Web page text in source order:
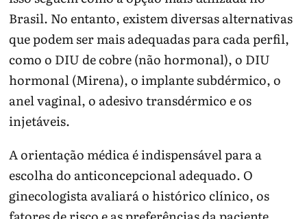
Brasil. No entanto, existem diversas alternativas
que podem ser mais adequadas para cada perfil,
como o DIU de cobre (não hormonal), o DIU
hormonal (Mirena), o implante subdérmico, o
anel vaginal, o adesivo transdérmico e os
injetáveis.
A orientação médica é indispensável para a
escolha do anticoncepcional adequado. O
ginecologista avaliará o histórico clínico, os